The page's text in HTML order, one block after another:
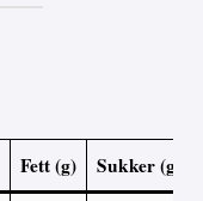
Fett (g) Sukker (g)